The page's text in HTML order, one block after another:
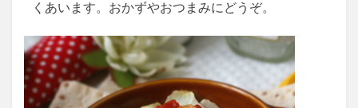
くあいます。おかずやおつまみにどうぞ。